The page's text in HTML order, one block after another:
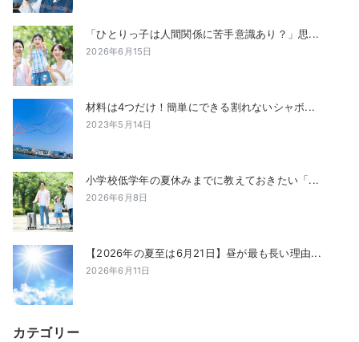
「ひとりっ子は人間関係に苦手意識あり？」思...
2026年6月15日
材料は4つだけ！簡単にできる割れないシャボ...
2023年5月14日
小学校低学年の夏休みまでに教えておきたい「...
2026年6月8日
【2026年の夏至は6月21日】昼が最も長い理由...
2026年6月11日
カテゴリー